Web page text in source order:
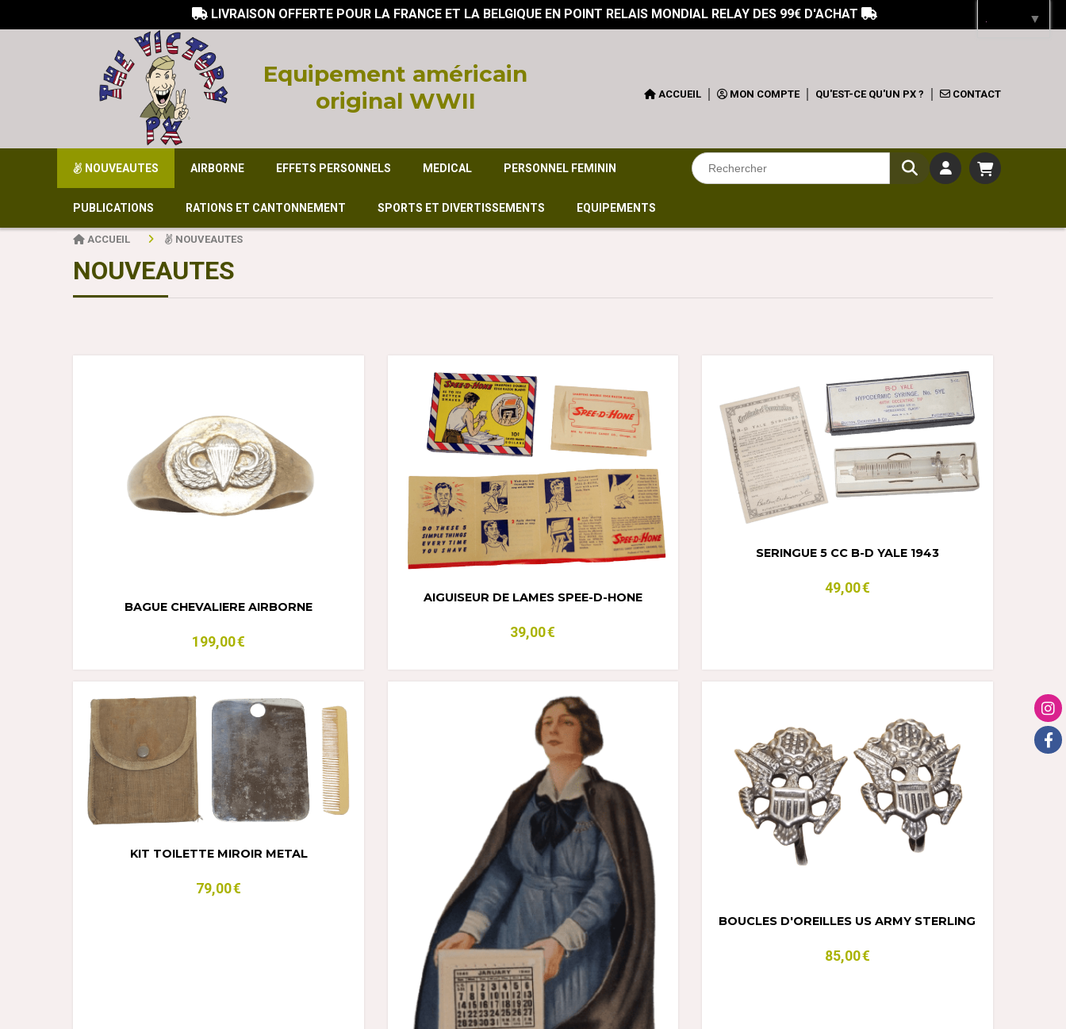
 LIVRAISON OFFERTE POUR LA FRANCE ET LA BELGIQUE EN POINT RELAIS MONDIAL RELAY DES 99€ D'ACHAT 
Equipement américain
original WWII
ACCUEIL MON COMPTE QU'EST-CE QU'UN PX ? CONTACT
NOUVEAUTES AIRBORNE EFFETS PERSONNELS MEDICAL PERSONNEL FEMININ
PUBLICATIONS RATIONS ET CANTONNEMENT SPORTS ET DIVERTISSEMENTS EQUIPEMENTS
ACCUEIL NOUVEAUTES
NOUVEAUTES
BAGUE CHEVALIERE AIRBORNE
199,00€
AIGUISEUR DE LAMES SPEE-D-HONE
39,00€
SERINGUE 5 CC B-D YALE 1943
49,00€
KIT TOILETTE MIROIR METAL
79,00€
BOUCLES D'OREILLES US ARMY STERLING
85,00€
▼